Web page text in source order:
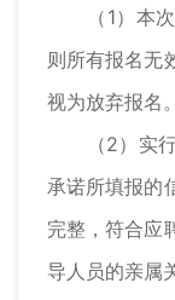
（1）本次
则所有报名无
视为放弃报名。
（2）实行
承诺所填报的
完整，符合应
导人员的亲属